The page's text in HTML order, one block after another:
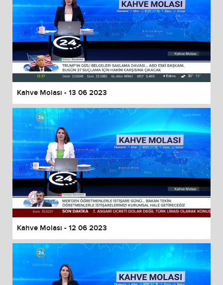
Kahve Molası - 13 06 2023
Kahve Molası - 12 06 2023